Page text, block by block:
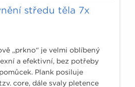
středu těla 7x
„prkno“ je velmi oblíbený
a efektivní, bez potřeby
Plank posiluje
core, dále svaly pletence